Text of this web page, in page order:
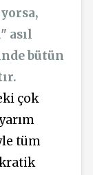
asıl
bütün
çok
tüm